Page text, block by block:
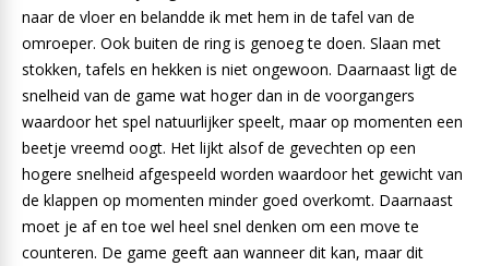
naar de vloer en belandde ik met hem in de tafel van de
omroeper. Ook buiten de ring is genoeg te doen. Slaan met
stokken, tafels en hekken is niet ongewoon. Daarnaast ligt de
snelheid van de game wat hoger dan in de voorgangers
waardoor het spel natuurlijker speelt, maar op momenten een
beetje vreemd oogt. Het lijkt alsof de gevechten op een
hogere snelheid afgespeeld worden waardoor het gewicht van
de klappen op momenten minder goed overkomt. Daarnaast
moet je af en toe wel heel snel denken om een move te
counteren. De game geeft aan wanneer dit kan, maar dit